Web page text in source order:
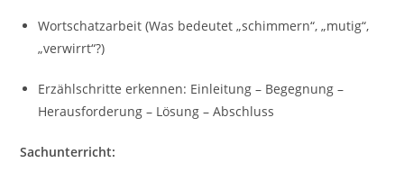
Wortschatzarbeit (Was bedeutet „schimmern“, „mutig“,
„verwirrt“?)
Erzählschritte erkennen: Einleitung – Begegnung –
Herausforderung – Lösung – Abschluss
Sachunterricht: